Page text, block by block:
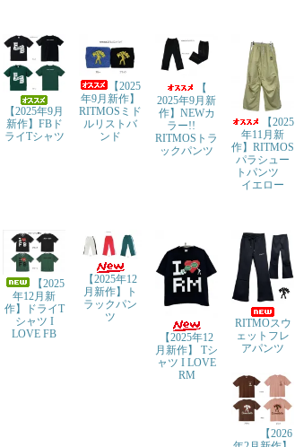
【2025年9月
新作】FBド
ライTシャツ
【2025
年9月新作】
RITMOSミド
ルリストバ
ンド
【
2025年9月新
作】NEWカ
ラー!!
RITMOSトラ
ックパンツ
【2025
年11月新
作】RITMOS
パラシュー
トパンツ
イエロー
【2025
年12月新
作】ドライT
シャツ I
LOVE FB
【2025年12
月新作】ト
ラックパン
ツ
【2025年12
月新作】 Tシ
ャツ I LOVE
RM
RITMOスウ
ェットフレ
アパンツ
【2026